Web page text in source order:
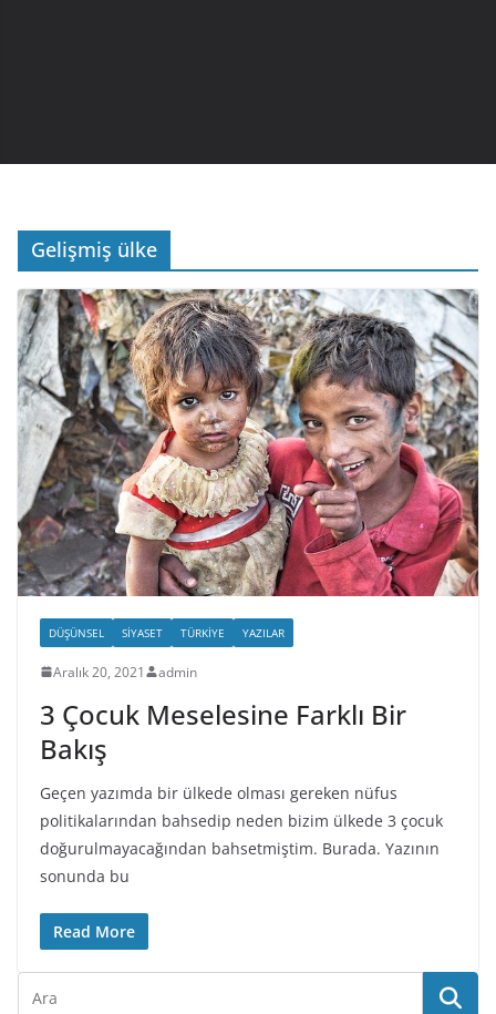
Gelişmiş ülke
DÜŞÜNSEL SIYASET TÜRKIYE YAZILAR
Aralık 20, 2021 admin
3 Çocuk Meselesine Farklı Bir
Bakış
Geçen yazımda bir ülkede olması gereken nüfus
politikalarından bahsedip neden bizim ülkede 3 çocuk
doğurulmayacağından bahsetmiştim. Burada. Yazının
sonunda bu
Read More